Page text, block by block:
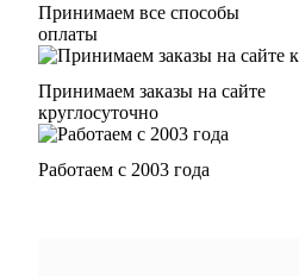
Принимаем все способы
оплаты
Принимаем заказы на сайте
круглосуточно
Работаем с 2003 года